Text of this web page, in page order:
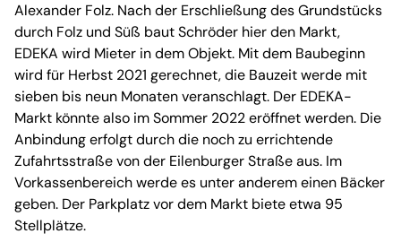
Alexander Folz. Nach der Erschließung des Grundstücks
durch Folz und Süß baut Schröder hier den Markt,
EDEKA wird Mieter in dem Objekt. Mit dem Baubeginn
wird für Herbst 2021 gerechnet, die Bauzeit werde mit
sieben bis neun Monaten veranschlagt. Der EDEKA-
Markt könnte also im Sommer 2022 eröffnet werden. Die
Anbindung erfolgt durch die noch zu errichtende
Zufahrtsstraße von der Eilenburger Straße aus. Im
Vorkassenbereich werde es unter anderem einen Bäcker
geben. Der Parkplatz vor dem Markt biete etwa 95
Stellplätze.